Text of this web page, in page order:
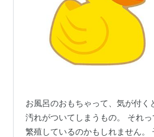
お風呂のおもちゃって、気が付く
汚れがついてしまうもの。 それ
繁殖しているのかもしれません。